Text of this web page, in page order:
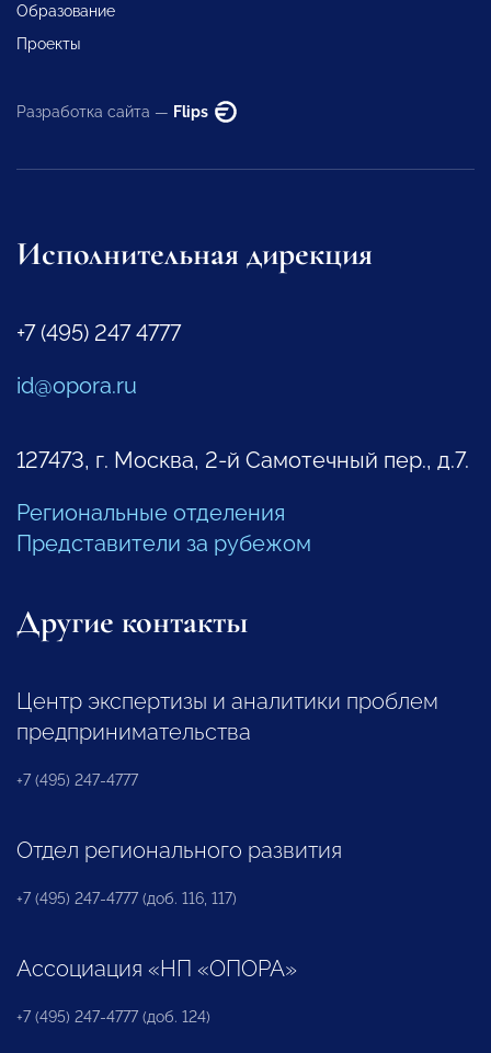
Образование
Проекты
Разработка сайта — Flips
Исполнительная дирекция
+7 (495) 247 4777
id@opora.ru
127473, г. Москва, 2-й Самотечный пер., д.7.
Региональные отделения
Представители за рубежом
Другие контакты
Центр экспертизы и аналитики проблем
предпринимательства
+7 (495) 247-4777
Отдел регионального развития
+7 (495) 247-4777 (доб. 116, 117)
Ассоциация «НП «ОПОРА»
+7 (495) 247-4777 (доб. 124)